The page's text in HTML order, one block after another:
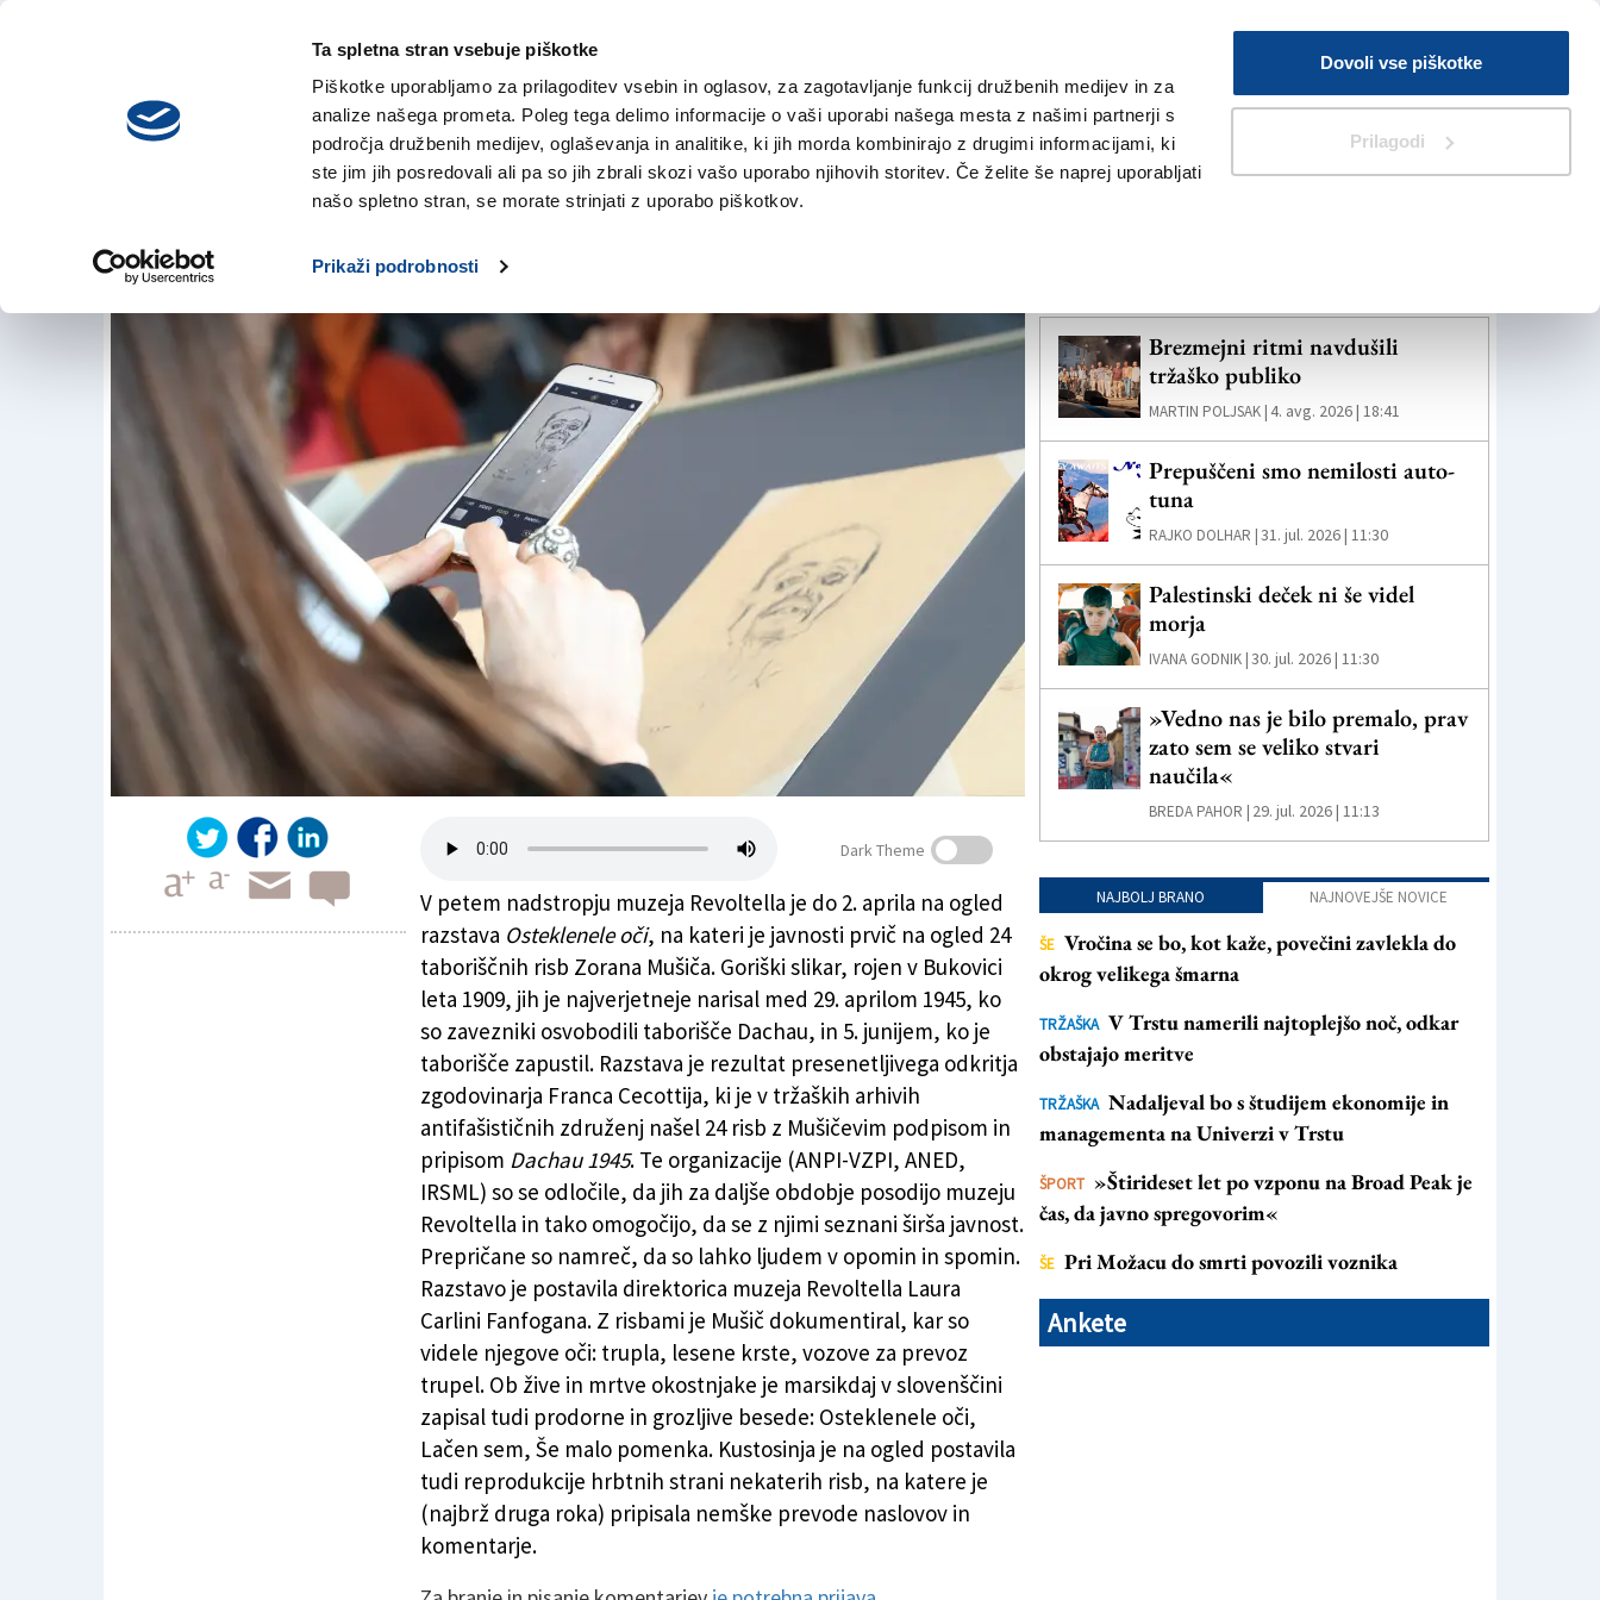
Ta spletna stran vsebuje piškotke
Piškotke uporabljamo za prilagoditev vsebin in oglasov, za zagotavljanje funkcij družbenih medijev in za
analize našega prometa. Poleg tega delimo informacije o vaši uporabi našega mesta z našimi partnerji s
področja družbenih medijev, oglaševanja in analitike, ki jih morda kombinirajo z drugimi informacijami, ki
ste jim jih posredovali ali pa so jih zbrali skozi vašo uporabo njihovih storitev. Če želite še naprej uporabljati
našo spletno stran, se morate strinjati z uporabo piškotkov.
Prikaži podrobnosti
Dovoli vse piškotke
Prilagodi
sreda,
5. avgusta 2026
V Kioskih
Iskanje
NOVICE TRŽAŠKA GORIŠKA KULTURA ŠPORT ŠE
Ko zmanjka besed ...
27. jan. 2018 | 15:24
Dark Theme
V petem nadstropju muzeja Revoltella je do 2. aprila na ogled
razstava Osteklenele oči, na kateri je javnosti prvič na ogled 24
taboriščnih risb Zorana Mušiča. Goriški slikar, rojen v Bukovici
leta 1909, jih je najverjetneje narisal med 29. aprilom 1945, ko
so zavezniki osvobodili taborišče Dachau, in 5. junijem, ko je
taborišče zapustil. Razstava je rezultat presenetljivega odkritja
zgodovinarja Franca Cecottija, ki je v tržaških arhivih
antifašističnih združenj našel 24 risb z Mušičevim podpisom in
pripisom Dachau 1945. Te organizacije (ANPI-VZPI, ANED,
IRSML) so se odločile, da jih za daljše obdobje posodijo muzeju
Revoltella in tako omogočijo, da se z njimi seznani širša javnost.
Prepričane so namreč, da so lahko ljudem v opomin in spomin.
Razstavo je postavila direktorica muzeja Revoltella Laura
Carlini Fanfogana. Z risbami je Mušič dokumentiral, kar so
videle njegove oči: trupla, lesene krste, vozove za prevoz
trupel. Ob žive in mrtve okostnjake je marsikdaj v slovenščini
zapisal tudi prodorne in grozljive besede: Osteklenele oči,
Lačen sem, Še malo pomenka. Kustosinja je na ogled postavila
tudi reprodukcije hrbtnih strani nekaterih risb, na katere je
(najbrž druga roka) pripisala nemške prevode naslovov in
komentarje.
Brezmejni ritmi navdušili
tržaško publiko
MARTIN POLJSAK |4. avg. 2026 | 18:41
Prepuščeni smo nemilosti auto-
tuna
RAJKO DOLHAR |31. jul. 2026 | 11:30
Palestinski deček ni še videl
morja
IVANA GODNIK |30. jul. 2026 | 11:30
»Vedno nas je bilo premalo, prav
zato sem se veliko stvari
naučila«
BREDA PAHOR | 29. jul. 2026 | 11:13
NAJBOLJ BRANO NAJNOVEJŠE NOVICE
ŠE Vročina se bo, kot kaže, povečini zavlekla do
okrog velikega šmarna
TRŽAŠKA V Trstu namerili najtoplejšo noč, odkar
obstajajo meritve
TRŽAŠKA Nadaljeval bo s študijem ekonomije in
managementa na Univerzi v Trstu
ŠPORT »Štirideset let po vzponu na Broad Peak je
čas, da javno spregovorim«
ŠE Pri Možacu do smrti povozili voznika
Ankete